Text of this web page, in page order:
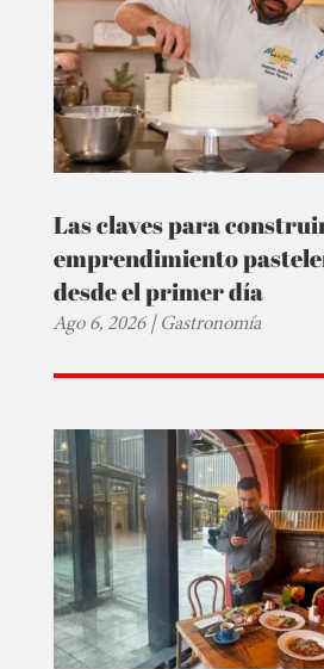
Las claves para
emprendimiento
desde el primer día
Ago 6, 2026|Gastronomía